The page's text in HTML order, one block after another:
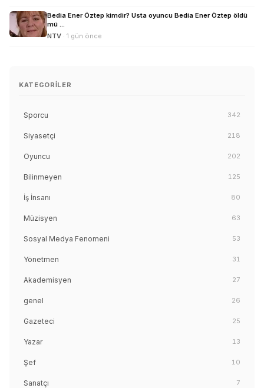
Bedia Ener Öztep kimdir? Usta oyuncu Bedia Ener Öztep öldü
mü ...
NTV · 1 gün önce
KATEGORILER
Sporcu 342
Siyasetçi 218
Oyuncu 202
Bilinmeyen 125
İş İnsanı 80
Müzisyen 63
Sosyal Medya Fenomeni 53
Yönetmen 31
Akademisyen 27
genel 26
Gazeteci 25
Yazar 13
Şef 10
Sanatçı 7